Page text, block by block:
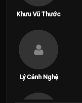
Khưu Vũ Thước
Lý Cảnh Nghệ